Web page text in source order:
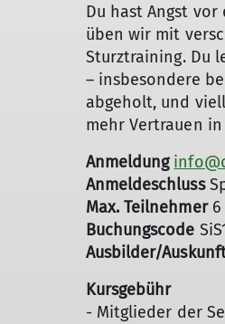
Du hast Angst vor
üben wir mit
Sturztraining. Du
– insbesondere
abgeholt, und
mehr Vertrauen
Anmeldung
Anmeldeschluss
Max. Teilnehmer6
Buchungscode
Ausbilder/
Kursgebühr
- Mitglieder der